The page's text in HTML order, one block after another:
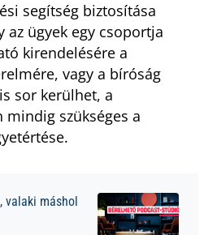
segítség biztosítása
az ügyek egy csoportja
kirendelésére a
vagy a bíróság
sor kerülhet, a
mindig szükséges a
valaki máshol